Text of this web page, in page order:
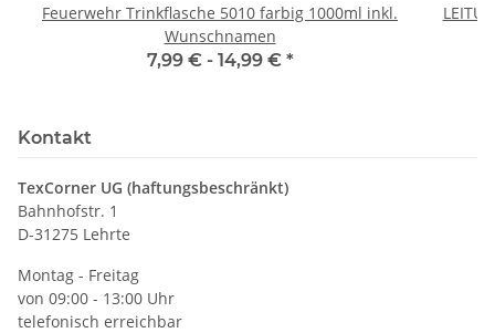
Feuerwehr Trinkflasche 5010 farbig 1000ml inkl.
Wunschnamen
7,99 € - 14,99 € *
Kontakt
TexCorner UG (haftungsbeschränkt)
Bahnhofstr. 1
D-31275 Lehrte
Montag - Freitag
von 09:00 - 13:00 Uhr
telefonisch erreichbar